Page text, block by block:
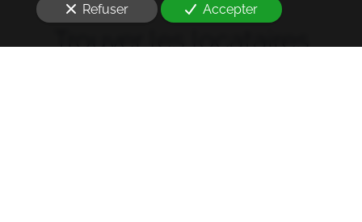
Trouver les locataires
Refuser Accepter